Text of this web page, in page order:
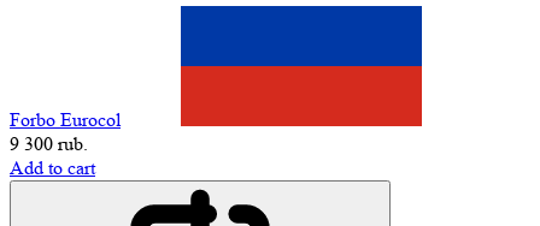
Forbo Eurocol
9 300 rub.
Add to cart